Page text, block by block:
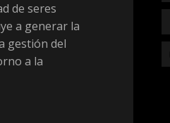
de seres
a generar la
gestión del
a la